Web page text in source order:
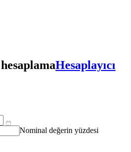
Hesaplayıcı
Nominal değerin yüzdesi